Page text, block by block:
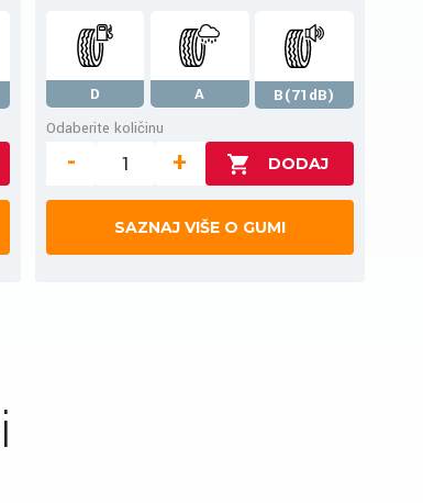
D A
B(71dB)
Odaberite količinu
- +
SAZNAJ VIŠE O GUMI